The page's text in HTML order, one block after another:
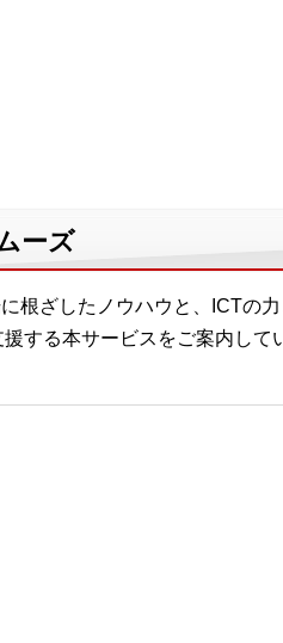
ーズ
根ざしたノウハウと、ICTの
する本サービスをご案内して